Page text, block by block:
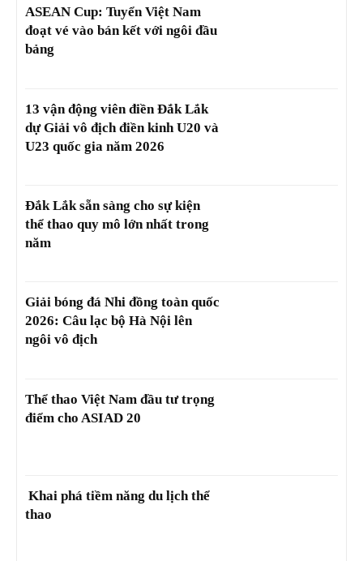
ASEAN Cup: Tuyển Việt Nam
đoạt vé vào bán kết với ngôi đầu
bảng
13 vận động viên điền Đắk Lắk
dự Giải vô địch điền kinh U20 và
U23 quốc gia năm 2026
Đắk Lắk sẵn sàng cho sự kiện
thể thao quy mô lớn nhất trong
năm
Giải bóng đá Nhi đồng toàn quốc
2026: Câu lạc bộ Hà Nội lên
ngôi vô địch
Thể thao Việt Nam đầu tư trọng
điểm cho ASIAD 20
Khai phá tiềm năng du lịch thể
thao